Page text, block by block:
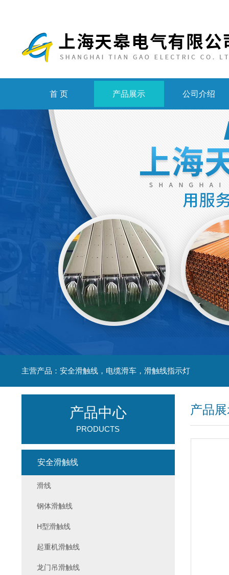
首 页 产品展示 公司介绍
主营产品：安全滑触线，电缆滑车，滑触线指示灯
产品
产品中心
PRODUCTS
安全滑触线
滑线
钢体滑触线
H型滑触线
起重机滑触线
龙门吊滑触线